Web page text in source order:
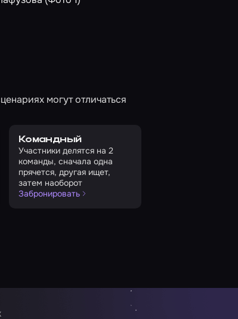
могут отличаться
Командный
Участники делятся на 2
команды, сначала одна
прячется, другая ищет,
затем наоборот
Забронировать